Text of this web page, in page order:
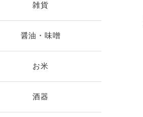
雑貨
醤油・味噌
お米
酒器